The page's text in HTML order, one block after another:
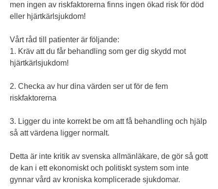
men ingen av riskfaktorerna finns ingen ökad risk för död
eller hjärtkärlsjukdom!
Vårt råd till patienter är följande:
1. Kräv att du får behandling som ger dig skydd mot
hjärtkärlsjukdom!
2. Checka av hur dina värden ser ut för de fem
riskfaktorerna
3. Ligger du inte korrekt be om att få behandling och hjälp
så att värdena ligger normalt.
Detta är inte kritik av svenska allmänläkare, de gör så gott
de kan i ett ekonomiskt och politiskt system som inte
gynnar vård av kroniska komplicerade sjukdomar.